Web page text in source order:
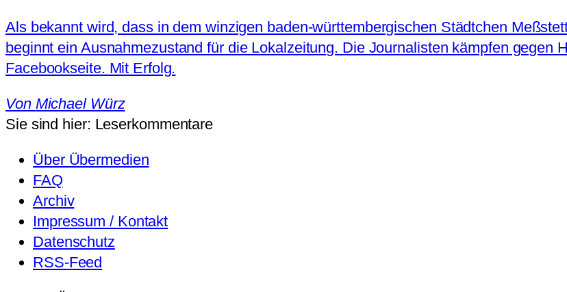
Als bekannt wird, dass in dem winzigen baden-württembergischen Städtchen
beginnt ein Ausnahmezustand für die Lokalzeitung. Die Journalisten kämpfen gegen
Facebookseite. Mit Erfolg.
Von Michael Würz
Sie sind hier: Leserkommentare
Über Übermedien
FAQ
Archiv
Impressum / Kontakt
Datenschutz
RSS-Feed